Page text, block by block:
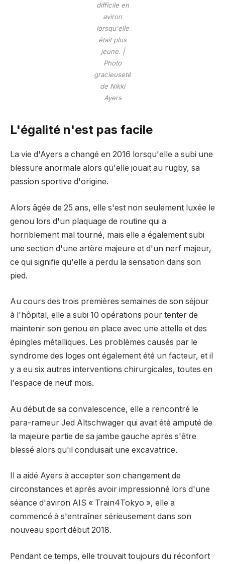
difficile en
aviron
lorsqu'elle
était plus
jeune. |
Photo
gracieuseté
de Nikki
Ayers
L'égalité n'est pas facile
La vie d'Ayers a changé en 2016 lorsqu'elle a subi une
blessure anormale alors qu'elle jouait au rugby, sa
passion sportive d'origine.
Alors âgée de 25 ans, elle s'est non seulement luxée le
genou lors d'un plaquage de routine qui a
horriblement mal tourné, mais elle a également subi
une section d'une artère majeure et d'un nerf majeur,
ce qui signifie qu'elle a perdu la sensation dans son
pied.
Au cours des trois premières semaines de son séjour
à l'hôpital, elle a subi 10 opérations pour tenter de
maintenir son genou en place avec une attelle et des
épingles métalliques. Les problèmes causés par le
syndrome des loges ont également été un facteur, et il
y a eu six autres interventions chirurgicales, toutes en
l'espace de neuf mois.
Au début de sa convalescence, elle a rencontré le
para-rameur Jed Altschwager qui avait été amputé de
la majeure partie de sa jambe gauche après s'être
blessé alors qu'il conduisait une excavatrice.
Il a aidé Ayers à accepter son changement de
circonstances et après avoir impressionné lors d'une
séance d'aviron AIS « Train4Tokyo », elle a
commencé à s'entraîner sérieusement dans son
nouveau sport début 2018.
Pendant ce temps, elle trouvait toujours du réconfort